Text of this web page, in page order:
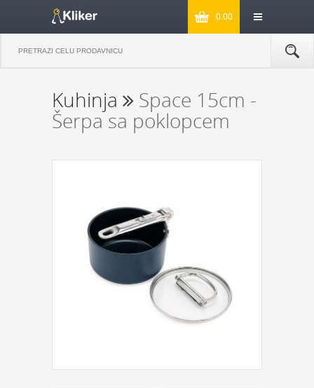
0.00
Kuhinja
Space 15cm -
Šerpa sa poklopcem